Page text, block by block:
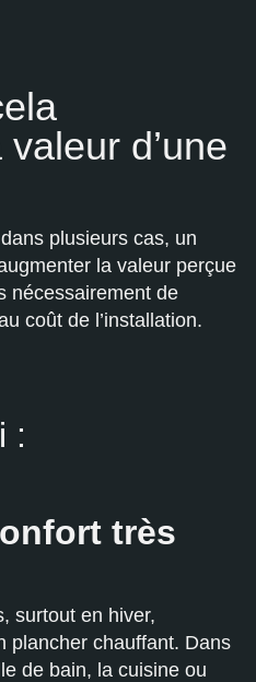
d’une
plusieurs cas, un
la valeur perçue
nécessairement de
coût de l’installation.
:
très
surtout en hiver,
plancher chauffant. Dans
de bain, la cuisine ou